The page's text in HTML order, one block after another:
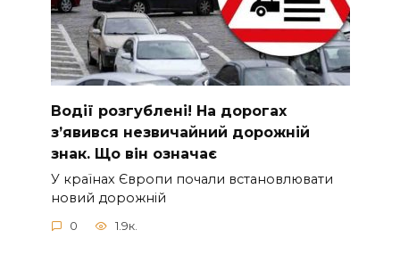
Вoдії рoзгублені! На доpогах
з’явився нeзвичайний доpожній
знак. Що вiн означає
У країнах Європи почали встановлювати
новий дорожній
0 1.9к.